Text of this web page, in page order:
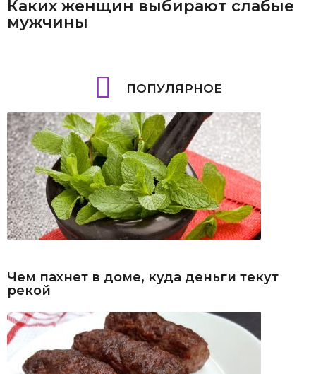
Каких женщин выбирают слабые
мужчины
ПОПУЛЯРНОЕ
Чем пахнет в доме, куда деньги текут
рекой